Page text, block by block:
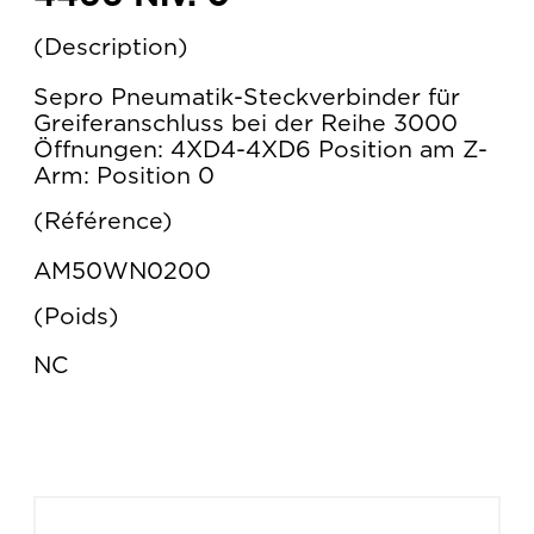
Description
Sepro Pneumatik-Steckverbinder für
Greiferanschluss bei der Reihe 3000
Öffnungen: 4XD4-4XD6 Position am Z-
Arm: Position 0
Référence
AM50WN0200
Poids
NC